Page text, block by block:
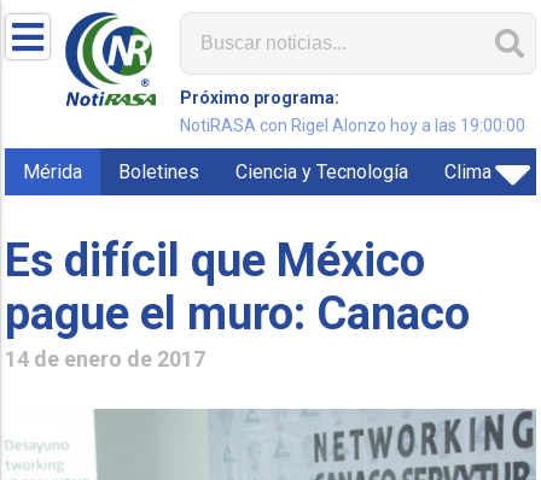
Próximo programa:
NotiRASA con Rigel Alonzo hoy a las 19:00:00
Mérida Boletines Ciencia y Tecnología Clima
Es difícil que México
pague el muro: Canaco
14 de enero de 2017